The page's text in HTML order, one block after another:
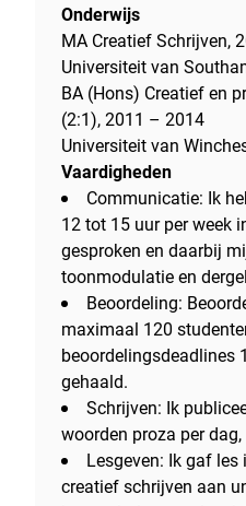
Onderwijs
MA Creatief Schrijven,
Universiteit van
BA (Hons) Creatief en
(2:1), 2011 – 2014
Universiteit van
Vaardigheden
Communicatie: Ik
12 tot 15 uur per week
gesproken en daarbij
toonmodulatie en
Beoordeling:
maximaal 120
beoordelingsdeadlines
gehaald.
Schrijven: Ik
woorden proza per dag,
Lesgeven: Ik gaf les
creatief schrijven aan